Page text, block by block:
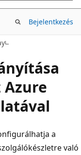
Bejelentkezés
Azure
a
való